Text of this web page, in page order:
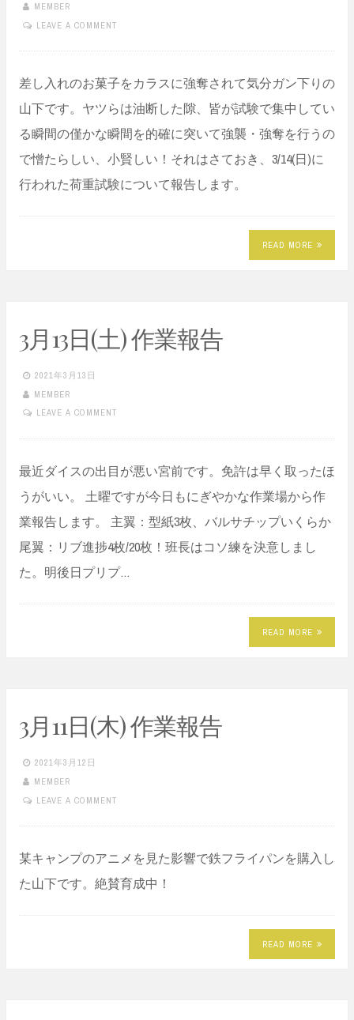
MEMBER
LEAVE A COMMENT
差し入れのお菓子をカラスに強奪されて気分ガン下りの
山下です。ヤツらは油断した隙、皆が試験で集中してい
る瞬間の僅かな瞬間を的確に突いて強襲・強奪を行うの
で憎たらしい、小賢しい！それはさておき、3/14(日)に
行われた荷重試験について報告します。
READ MORE
3月13日(土) 作業報告
2021年3月13日
MEMBER
LEAVE A COMMENT
最近ダイスの出目が悪い宮前です。免許は早く取ったほ
うがいい。 土曜ですが今日もにぎやかな作業場から作
業報告します。 主翼：型紙3枚、バルサチップいくらか
尾翼：リブ進捗4枚/20枚！班長はコソ練を決意しまし
た。明後日プリプ…
READ MORE
3月11日(木) 作業報告
2021年3月12日
MEMBER
LEAVE A COMMENT
某キャンプのアニメを見た影響で鉄フライパンを購入し
た山下です。絶賛育成中！
READ MORE